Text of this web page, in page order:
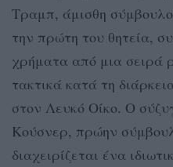
Τραμπ, άμισθη
την πρώτη του θητεία,
χρήματα από μια σειρά
τακτικά κατά τη
στον Λευκό Οίκο. Ο
Κούσνερ, πρώην
διαχειρίζεται ένα